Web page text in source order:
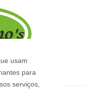
usam
para
serviços,